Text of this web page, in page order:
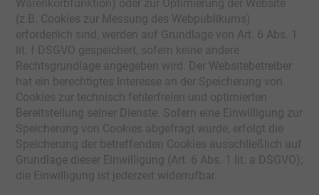
Warenkorbfunktion) oder zur Optimierung der Website
(z.B. Cookies zur Messung des Webpublikums)
erforderlich sind, werden auf Grundlage von Art. 6 Abs. 1
lit. f DSGVO gespeichert, sofern keine andere
Rechtsgrundlage angegeben wird. Der Websitebetreiber
hat ein berechtigtes Interesse an der Speicherung von
Cookies zur technisch fehlerfreien und optimierten
Bereitstellung seiner Dienste. Sofern eine Einwilligung zur
Speicherung von Cookies abgefragt wurde, erfolgt die
Speicherung der betreffenden Cookies ausschließlich auf
Grundlage dieser Einwilligung (Art. 6 Abs. 1 lit. a DSGVO);
die Einwilligung ist jederzeit widerrufbar.